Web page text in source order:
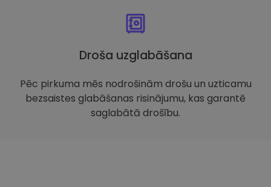
Droša uzglabāšana
Pēc pirkuma mēs nodrošinām drošu un uzticamu
bezsaistes glabāšanas risinājumu, kas garantē
saglabātā drošību.